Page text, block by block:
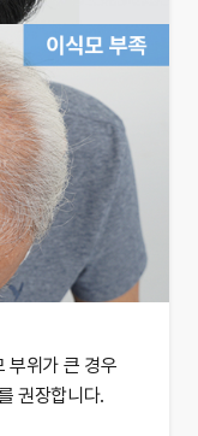
부위가 큰 경우
권장합니다.